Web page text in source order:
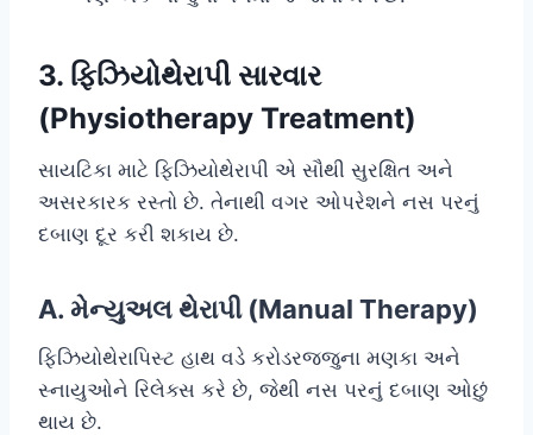
3. ફિઝિયોથેરાપી સારવાર
(Physiotherapy Treatment)
સાયટિકા માટે ફિઝિયોથેરાપી એ સૌથી સુરક્ષિત અને
અસરકારક રસ્તો છે. તેનાથી વગર ઓપરેશને નસ પરનું
દબાણ દૂર કરી શકાય છે.
A. મેન્યુઅલ થેરાપી (Manual Therapy)
ફિઝિયોથેરાપિસ્ટ હાથ વડે કરોડરજ્જુના મણકા અને
સ્નાયુઓને રિલેક્સ કરે છે, જેથી નસ પરનું દબાણ ઓછું
થાય છે.